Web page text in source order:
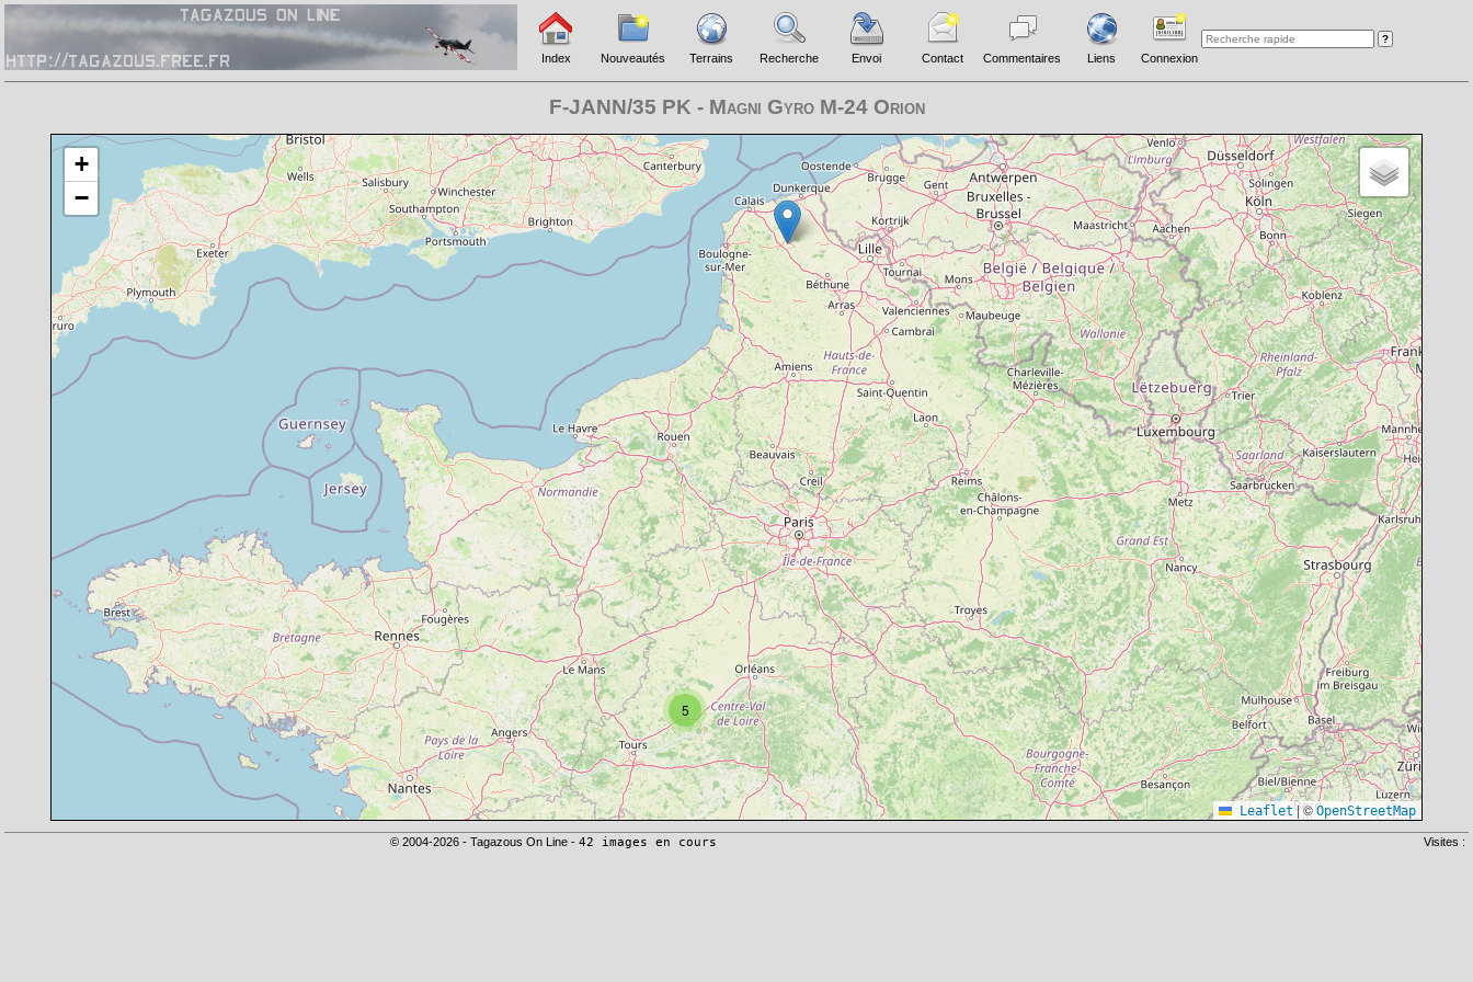
Index Nouveautés Terrains Recherche Envoi Contact Commentaires Liens Connexion
F-JANN/35 PK - Magni Gyro M-24 Orion
Chargement de la carte en cours
5
+
−
Leaflet |©OpenStreetMap
© 2004-2026 - Tagazous On Line - 42 images en cours Visites :